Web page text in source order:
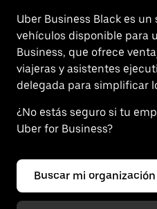
Uber Business Black es
vehículos disponible para
Business, que ofrece
viajeras y asistentes
delegada para simplificar
¿No estás seguro si tu
Uber for Business?
Buscar mi organización